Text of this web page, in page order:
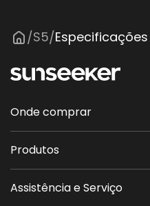
Planeamento
Corte
/S5/
Onde comprar
Produtos
Assistência e Serviço